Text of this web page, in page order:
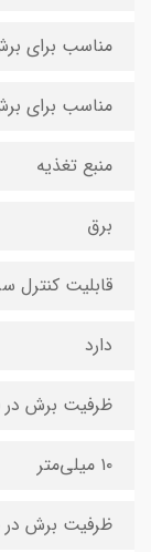
مناسب برای
مناسب برای
منبع تغذیه
برق
قابلیت کنترل
دارد
ظرفیت برش در
۱۰ میلی‌متر
ظرفیت برش